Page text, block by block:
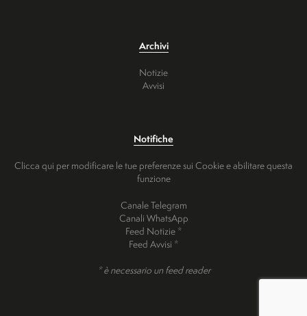
Archivi
Notizie
Avvisi
Notifiche
Clicca qui per modificare le tue preferenze sui Cookie e abilitare questa
funzione
Canale Telegram
Canali WhatsApp
Feed Notizie *
Feed Avvisi *
* è necessario un feed reader